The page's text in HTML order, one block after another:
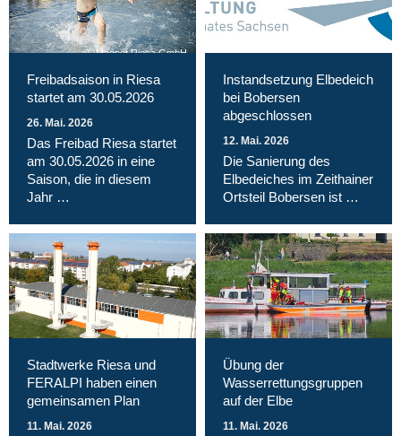
Magnet Riesa GmbH
Freibadsaison in Riesa
startet am 30.05.2026
26. Mai. 2026
Das Freibad Riesa startet
am 30.05.2026 in eine
Saison, die in diesem
Jahr …
Instandsetzung Elbedeich
bei Bobersen
abgeschlossen
12. Mai. 2026
Die Sanierung des
Elbedeiches im Zeithainer
Ortsteil Bobersen ist …
Stadtwerke Riesa und
FERALPI haben einen
gemeinsamen Plan
11. Mai. 2026
Übung der
Wasserrettungsgruppen
auf der Elbe
11. Mai. 2026